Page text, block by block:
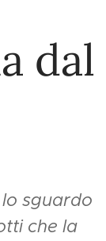
dal
sguardo
che la